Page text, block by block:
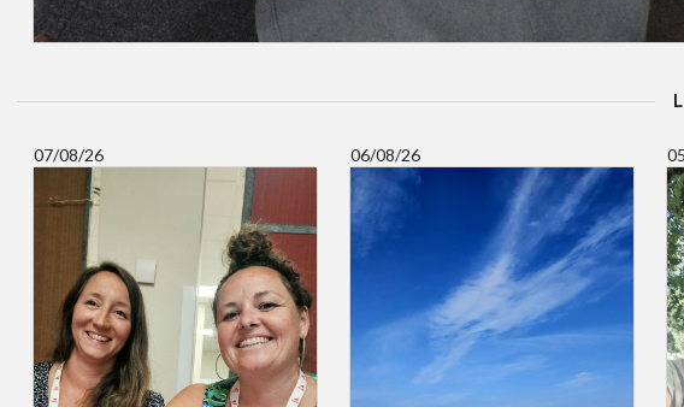
07/08/26 06/08/26